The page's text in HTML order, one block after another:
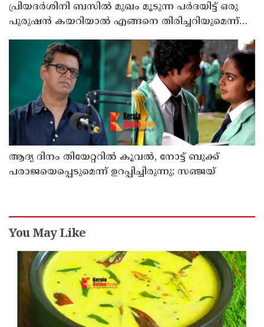
പ്രിയദർശിനി ബസിൽ മുഖം മൂടുന്ന പർദയിട്ട് ഒരു
പുരുഷൻ കയറിയാൽ എങ്ങനെ തിരിച്ചറിയുമെന്ന്
ആദ്യ ദിനം തിയേറ്ററില്‍ കൂവല്‍, നോട്ട് ബുക്ക്
പരാജയെപ്പെടുമെന്ന് ഉറപ്പിച്ചിരുന്നു; സഞ്ജയ്
You May Like